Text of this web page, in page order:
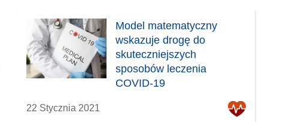
Model matematyczny
wskazuje drogę do
skuteczniejszych
sposobów leczenia
COVID-19
22 Stycznia 2021